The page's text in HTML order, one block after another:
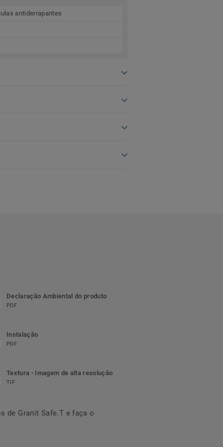
antiderrapantes
Declaração Ambiental do produto
PDF
Instalação
PDF
Textura - Imagem de alta resolução
TIF
de Granit Safe.T e faça o